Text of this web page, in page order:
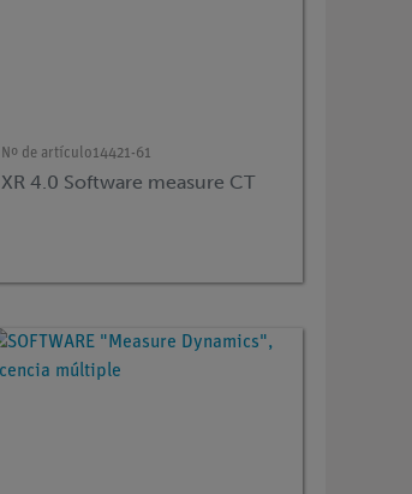
Nº de artículo14421-61
XR 4.0 Software measure CT